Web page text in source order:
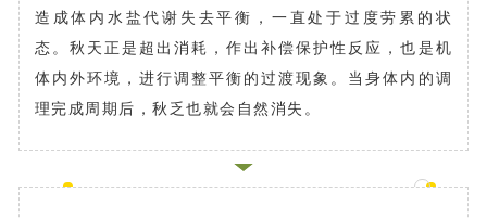
造成体内水盐代谢失去平衡，一直处于过度劳累的状
态。秋天正是超出消耗，作出补偿保护性反应，也是机
体内外环境，进行调整平衡的过渡现象。当身体内的调
理完成周期后，秋乏也就会自然消失。